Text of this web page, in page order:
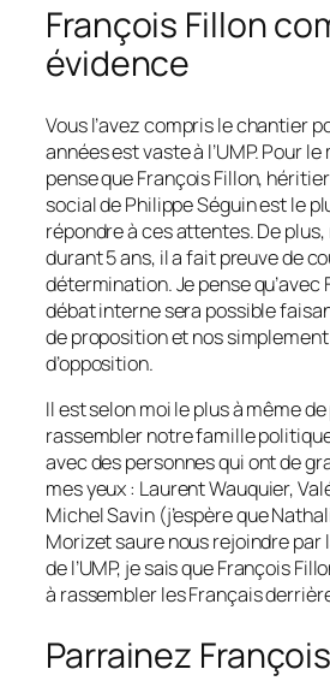
François Fillon
évidence
Vous l’avez compris le chantier
années est vaste à l’UMP. Pour
pense que François Fillon,
social de Philippe Séguin est le
répondre à ces attentes. De plus,
durant 5 ans, il a fait preuve de
détermination. Je pense qu’avec
débat interne sera possible
de proposition et nos
d’opposition.
Il est selon moi le plus à même
rassembler notre famille
avec des personnes qui ont de
mes yeux : Laurent Wauquier,
Michel Savin (j’espère que
Morizet saure nous rejoindre par
de l’UMP, je sais que François
à rassembler les Français
Parrainez